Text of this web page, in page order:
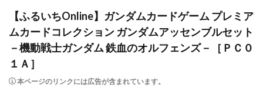
【ふるいちOnline】ガンダムカードゲーム プレミア
ムカードコレクション ガンダムアッセンブルセット
－機動戦士ガンダム 鉄血のオルフェンズ－［ＰＣ０
１Ａ］
本ページのリンクには広告が含まれています。